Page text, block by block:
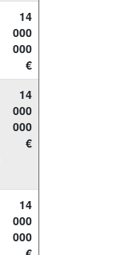
14
000
000
€
14
000
000
€
14
000
000